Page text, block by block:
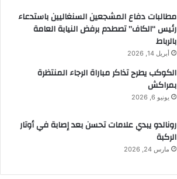
مطالبات دفاع المشجعين السنغاليين باستدعاء
رئيس “الكاف” تصطدم برفض النيابة العامة
بالرباط
أبريل 14, 2026
الكوكب يطرح تذاكر مباراة الرجاء المنتظرة
بمراكش
يونيو 6, 2026
رونالدو يبدي علامات تحسن بعد إصابة في أوتار
الركبة
مارس 24, 2026